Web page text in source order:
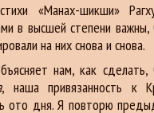
«Манах-шикши»
в высшей степени
на них снова и снова.
нам, как сделать,
, наша привязанность к
ото дня. Я повторю